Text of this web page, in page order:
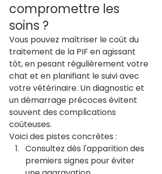
compromettre les
soins ?
Vous pouvez maîtriser le coût du
traitement de la PIF en agissant
tôt, en pesant régulièrement votre
chat et en planifiant le suivi avec
votre vétérinaire. Un diagnostic et
un démarrage précoces évitent
souvent des complications
coûteuses.
Voici des pistes concrètes :
Consultez dès l'apparition des
premiers signes pour éviter